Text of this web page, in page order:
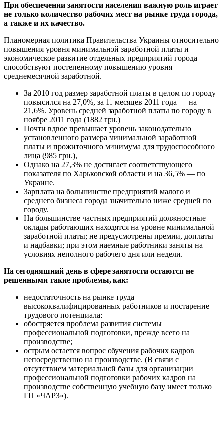
При обеспечении занятости населения важную роль играет
не только количество рабочих мест на рынке труда города,
а также и их качество.
Планомерная политика Правительства Украины относительно
повышения уровня минимальной заработной платы и
экономическое развитие отдельных предприятий города
способствуют постепенному повышению уровня
среднемесячной заработной.
За 2010 год размер заработной платы в целом по городу
повысился на 27,0%, за 11 месяцев 2011 года — на
21,6%. Уровень средней заработной платы по городу в
ноябре 2011 года (1882 грн.)
Почти вдвое превышает уровень законодательно
установленного размера минимальной заработной
платы и прожиточного минимума для трудоспособного
лица (985 грн.),
Однако на 27,3% не достигает соответствующего
показателя по Харьковской области и на 36,5% — по
Украине.
Зарплата на большинстве предприятий малого и
среднего бизнеса города значительно ниже средней по
городу.
На большинстве частных предприятий должностные
оклады работающих находятся на уровне минимальной
заработной платы; не предусмотрены премии, доплаты
и надбавки; при этом наемные работники заняты на
условиях неполного рабочего дня или недели.
На сегодняшний день в сфере занятости остаются не
решенными такие проблемы, как:
недостаточность на рынке труда
высококвалифицированных работников и постарение
трудового потенциала;
обостряется проблема развития системы
профессиональной подготовки, прежде всего на
производстве;
острым остается вопрос обучения рабочих кадров
непосредственно на производстве. (В связи с
отсутствием материальной базы для организации
профессиональной подготовки рабочих кадров на
производстве собственную учебную базу имеет только
ГП «ЧАРЗ»).